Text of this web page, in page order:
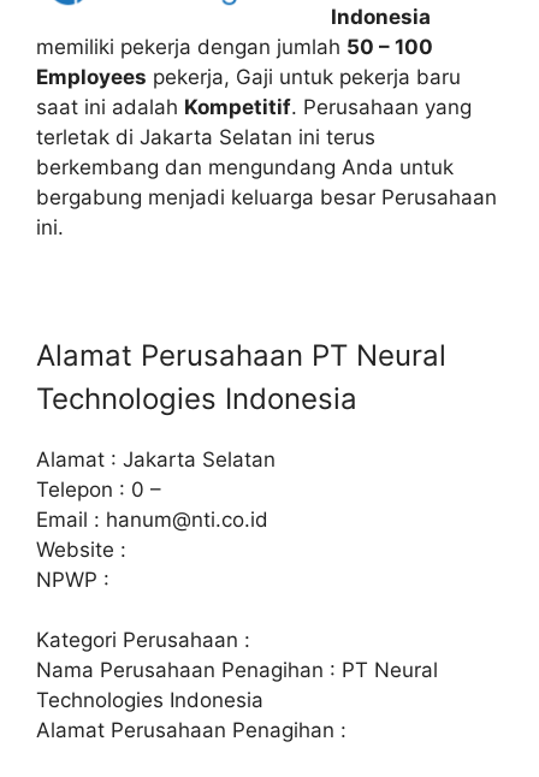
Indonesia
memiliki pekerja dengan jumlah 50 – 100
Employees pekerja, Gaji untuk pekerja baru
saat ini adalah Kompetitif. Perusahaan yang
terletak di Jakarta Selatan ini terus
berkembang dan mengundang Anda untuk
bergabung menjadi keluarga besar Perusahaan
ini.
Alamat Perusahaan PT Neural
Technologies Indonesia
Alamat : Jakarta Selatan
Telepon : 0 –
Email : hanum@nti.co.id
Website :
NPWP :
Kategori Perusahaan :
Nama Perusahaan Penagihan : PT Neural
Technologies Indonesia
Alamat Perusahaan Penagihan :